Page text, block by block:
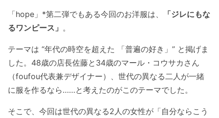
「hope」*第二弾でもある今回のお洋服は、
「ジレにもな
るワンピース」 。
テーマは “年代の時空を超えた 「普遍の好き」” と掲げま
した。48歳の店長佐藤と34歳のマール・コウサカさん
（foufou代表兼デザイナー）、世代の異なる二人が一緒
に服を作るなら……と考えたのがこのテーマでした。
そこで、今回は世代の異なる2人の女性が「自分ならこう